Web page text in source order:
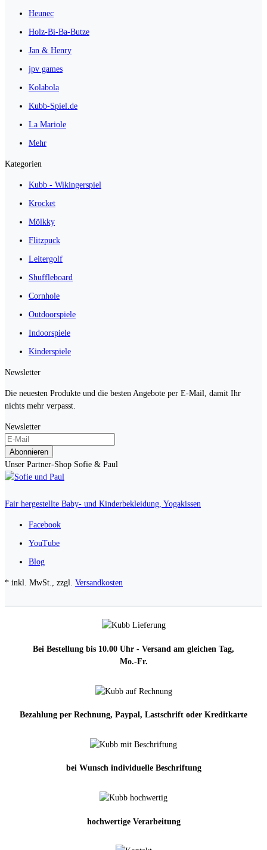
Heunec
Holz-Bi-Ba-Butze
Jan & Henry
jpv games
Kolabola
Kubb-Spiel.de
La Mariole
Mehr
Kategorien
Kubb - Wikingerspiel
Krocket
Mölkky
Flitzpuck
Leitergolf
Shuffleboard
Cornhole
Outdoorspiele
Indoorspiele
Kinderspiele
Newsletter
Die neuesten Produkte und die besten Angebote per E-Mail, damit Ihr
nichts mehr verpasst.
Newsletter
Abonnieren
Unser Partner-Shop Sofie & Paul
Fair hergestellte Baby- und Kinderbekleidung, Yogakissen
Facebook
YouTube
Blog
* inkl. MwSt., zzgl. Versandkosten
Bei Bestellung bis 10.00 Uhr - Versand am gleichen Tag,
Mo.-Fr.
Bezahlung per Rechnung, Paypal, Lastschrift oder Kreditkarte
bei Wunsch individuelle Beschriftung
hochwertige Verarbeitung